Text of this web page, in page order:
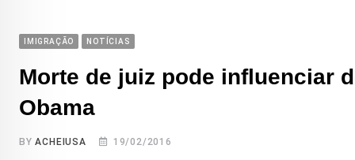
IMIGRAÇÃO NOTÍCIAS
Morte de juiz pode influenciar
Obama
BYACHEIUSA 19/02/2016